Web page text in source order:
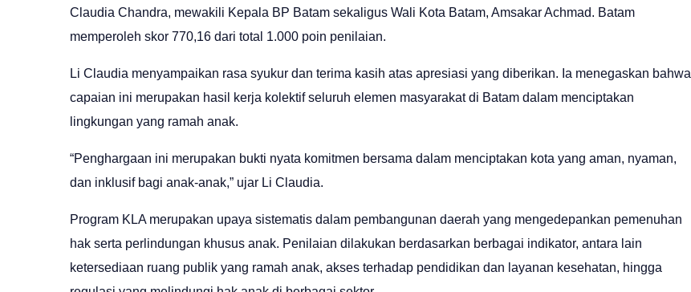
Claudia Chandra, mewakili Kepala BP Batam sekaligus Wali Kota Batam, Amsakar Achmad. Batam
memperoleh skor 770,16 dari total 1.000 poin penilaian.
Li Claudia menyampaikan rasa syukur dan terima kasih atas apresiasi yang diberikan. Ia menegaskan bahwa
capaian ini merupakan hasil kerja kolektif seluruh elemen masyarakat di Batam dalam menciptakan
lingkungan yang ramah anak.
“Penghargaan ini merupakan bukti nyata komitmen bersama dalam menciptakan kota yang aman, nyaman,
dan inklusif bagi anak-anak,” ujar Li Claudia.
Program KLA merupakan upaya sistematis dalam pembangunan daerah yang mengedepankan pemenuhan
hak serta perlindungan khusus anak. Penilaian dilakukan berdasarkan berbagai indikator, antara lain
ketersediaan ruang publik yang ramah anak, akses terhadap pendidikan dan layanan kesehatan, hingga